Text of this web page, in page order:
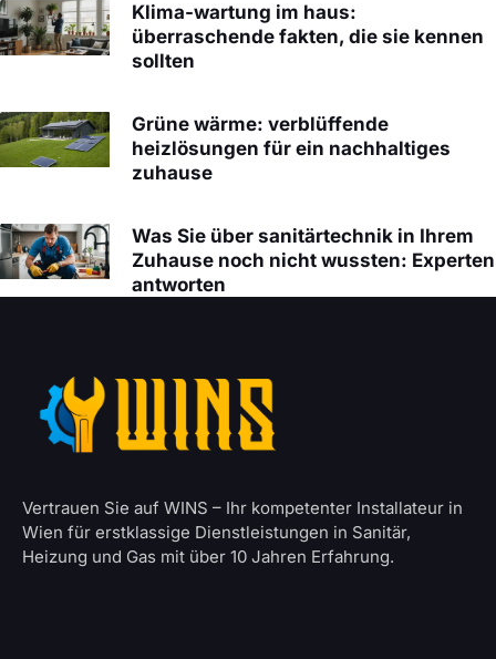
Klima-wartung im haus:
überraschende fakten, die sie kennen
sollten
Grüne wärme: verblüffende
heizlösungen für ein nachhaltiges
zuhause
Was Sie über sanitärtechnik in Ihrem
Zuhause noch nicht wussten: Experten
antworten
Vertrauen Sie auf WINS – Ihr kompetenter Installateur in
Wien für erstklassige Dienstleistungen in Sanitär,
Heizung und Gas mit über 10 Jahren Erfahrung.